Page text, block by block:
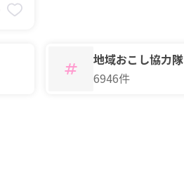
地域おこし協力隊
6946件